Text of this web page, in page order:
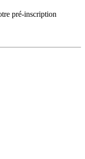
pré-inscription